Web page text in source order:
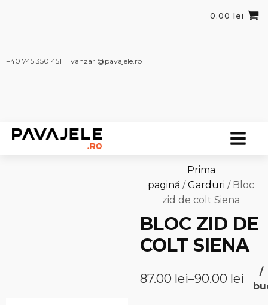
+40 745 350 451​ vanzari@pavajele.ro
0.00 lei
Prima
pagină /Garduri / Bloc
zid de colt Siena
BLOC ZID DE
COLT SIENA
87.00 lei–90.00 lei
Interval
/